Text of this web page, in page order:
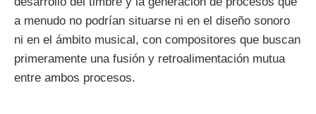
a menudo no podrían situarse ni en el diseño sonoro
ni en el ámbito musical, con compositores que buscan
primeramente una fusión y retroalimentación mutua
entre ambos procesos.